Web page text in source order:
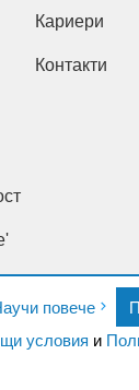
повече
условия и
Кариери
Контакти